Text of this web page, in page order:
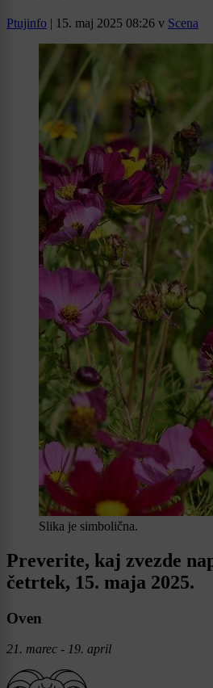
Ptujinfo | 15. maj 2025 08:26 v Scena
Slika je simbolična.
Preverite, kaj zvezde
četrtek, 15. maja 2025.
Oven
21. marec - 19. april